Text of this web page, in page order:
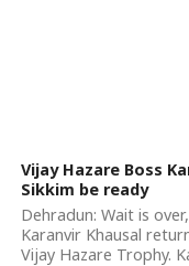
Vijay Hazare Boss
Sikkim be ready
Dehradun: Wait is
Karanvir Khausal
Vijay Hazare Trophy.